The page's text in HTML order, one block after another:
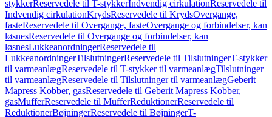
stykkerReservedele til T-stykkerIndvendig cirkulationReservedele til
Indvendig cirkulationKrydsReservedele til KrydsOvergange,
fasteReservedele til Overgange, fasteOvergange og forbindelser, kan
løsnesReservedele til Overgange og forbindelser, kan
løsnesLukkeanordningerReservedele til
LukkeanordningerTilslutningerReservedele til TilslutningerT-stykker
til varmeanlægReservedele til T-stykker til varmeanlægTilslutninger
til varmeanlægReservedele til Tilslutninger til varmeanlægGeberit
Mapress Kobber, gasReservedele til Geberit Mapress Kobber,
gasMufferReservedele til MufferReduktionerReservedele til
ReduktionerBøjningerReservedele til BøjningerT-